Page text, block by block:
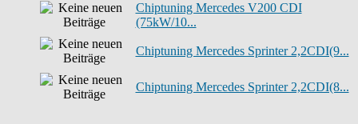
Chiptuning Mercedes V200 CDI
(75kW/10...
Chiptuning Mercedes Sprinter 2,2CDI(9...
Chiptuning Mercedes Sprinter 2,2CDI(8...